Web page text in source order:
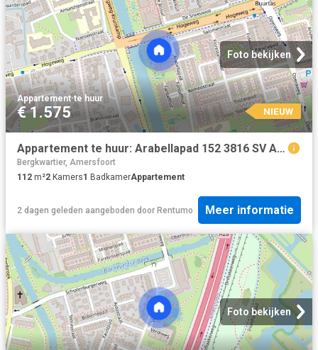
Foto bekijken
Appartement·te huur
€ 1.575 NIEUW
Appartement te huur: Arabellapad 152 3816 SV Amersfoort
Bergkwartier, Amersfoort
112 m²2 Kamers1 BadkamerAppartement
2 dagen geleden aangeboden door Rentumo Meer informatie
Foto bekijken